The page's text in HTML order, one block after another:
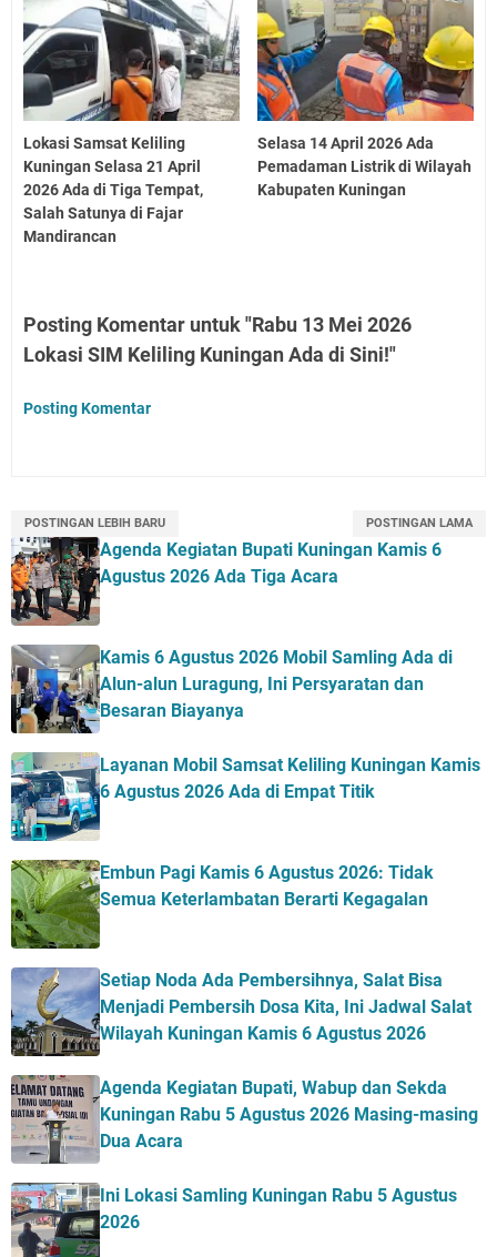
Lokasi Samsat Keliling
Kuningan Selasa 21 April
2026 Ada di Tiga Tempat,
Salah Satunya di Fajar
Mandirancan
Selasa 14 April 2026 Ada
Pemadaman Listrik di Wilayah
Kabupaten Kuningan
Posting Komentar untuk "Rabu 13 Mei 2026
Lokasi SIM Keliling Kuningan Ada di Sini!"
Posting Komentar
POSTINGAN LEBIH BARU POSTINGAN LAMA
Agenda Kegiatan Bupati Kuningan Kamis 6
Agustus 2026 Ada Tiga Acara
Kamis 6 Agustus 2026 Mobil Samling Ada di
Alun-alun Luragung, Ini Persyaratan dan
Besaran Biayanya
Layanan Mobil Samsat Keliling Kuningan Kamis
6 Agustus 2026 Ada di Empat Titik
Embun Pagi Kamis 6 Agustus 2026: Tidak
Semua Keterlambatan Berarti Kegagalan
Setiap Noda Ada Pembersihnya, Salat Bisa
Menjadi Pembersih Dosa Kita, Ini Jadwal Salat
Wilayah Kuningan Kamis 6 Agustus 2026
Agenda Kegiatan Bupati, Wabup dan Sekda
Kuningan Rabu 5 Agustus 2026 Masing-masing
Dua Acara
Ini Lokasi Samling Kuningan Rabu 5 Agustus
2026